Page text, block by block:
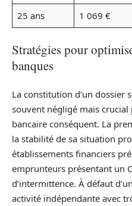
25 ans
1 069 €
Stratégies pour
banques
La constitution d’un dossier
souvent négligé mais
bancaire conséquent. La
la stabilité de sa situation
établissements financiers
emprunteurs présentant un
d’intermittence. À défaut
activité indépendante avec